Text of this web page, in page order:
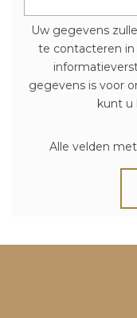
Uw gegevens
te contacteren in
gegevens is voor
kunt u
Alle velden